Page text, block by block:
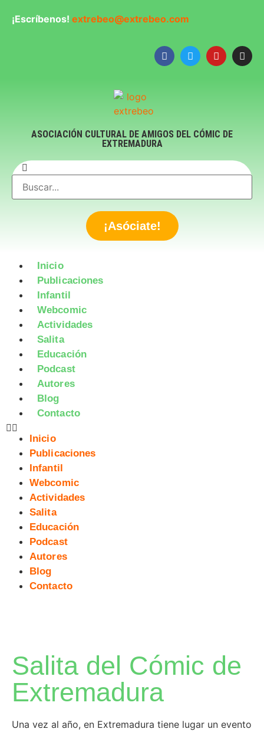
¡Escríbenos! extrebeo@extrebeo.com
ASOCIACIÓN CULTURAL DE AMIGOS DEL CÓMIC DE
EXTREMADURA
¡Asóciate!
Inicio
Publicaciones
Infantil
Webcomic
Actividades
Salita
Educación
Podcast
Autores
Blog
Contacto
Inicio
Publicaciones
Infantil
Webcomic
Actividades
Salita
Educación
Podcast
Autores
Blog
Contacto
Salita del Cómic de
Extremadura
Una vez al año, en Extremadura tiene lugar un evento